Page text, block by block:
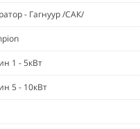
- Гагнуур /САК/
1 - 5кВт
5 - 10кВт